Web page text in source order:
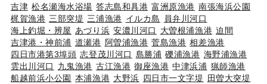
吉津 松名瀬海水浴場 答志島和具港 富洲原漁港 南張海浜公園
梶賀漁港 三部突堤 三浦漁港 イルカ島
員弁川河口
海上釣堀・辨屋 あづり浜 安濃川河口 大曽根浦漁港 迫間
吉津港・神前浦 道瀬港 阿曽浦漁港 菅島漁港 相差漁港
四日市港第3埠頭 志登茂川河口 島勝浦 礫浦漁港 海野浦漁港
雲出川河口
九鬼漁港 古江漁港 御座漁港 中津浜浦 猟師漁港
船越前浜小公園 本浦漁港 大野浜 四日市一文字堤 田曽大突堤